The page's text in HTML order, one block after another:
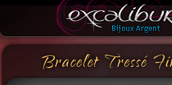
Bracelet Tressé